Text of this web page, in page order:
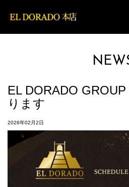
EL DORADO
ります
2026年02月2日